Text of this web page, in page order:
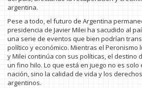
argentina.
Pese a todo, el futuro de Argentina
presidencia de Javier Milei ha sacudido al
una serie de eventos que bien podrían
político y económico. Mientras el Peronismo
y Milei continúa con sus políticas, el destino
un fino hilo. Lo que está en juego no es solo
nación, sino la calidad de vida y los
argentinos.